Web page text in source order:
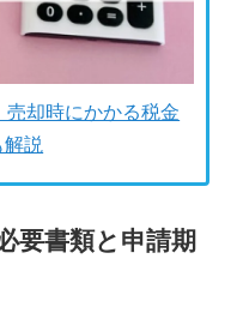
却時にかかる税金
説
要書類と申請期